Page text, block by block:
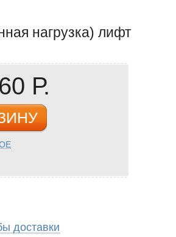
нагрузка) лифт
Р.
доставки